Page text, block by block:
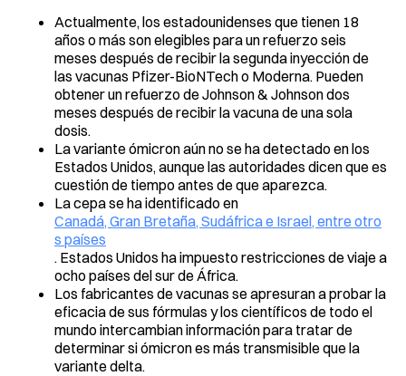
Actualmente, los estadounidenses que tienen 18
años o más son elegibles para un refuerzo seis
meses después de recibir la segunda inyección de
las vacunas Pfizer-BioNTech o Moderna. Pueden
obtener un refuerzo de Johnson & Johnson dos
meses después de recibir la vacuna de una sola
dosis.
La variante ómicron aún no se ha detectado en los
Estados Unidos, aunque las autoridades dicen que es
cuestión de tiempo antes de que aparezca.
La cepa se ha identificado en
Canadá, Gran Bretaña, Sudáfrica e Israel, entre otro
s países
. Estados Unidos ha impuesto restricciones de viaje a
ocho países del sur de África.
Los fabricantes de vacunas se apresuran a probar la
eficacia de sus fórmulas y los científicos de todo el
mundo intercambian información para tratar de
determinar si ómicron es más transmisible que la
variante delta.